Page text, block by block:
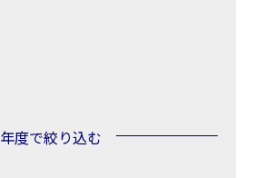
年度で絞り込む